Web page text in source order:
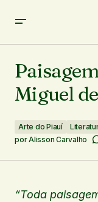
Miguel
Arte do Piauí
porAlisson Carvalho
“Toda